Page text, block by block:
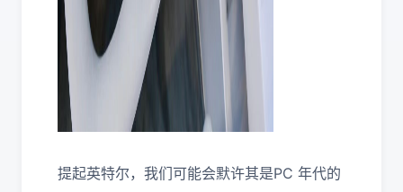
提起英特尔，我们可能会默许其是PC 年代的